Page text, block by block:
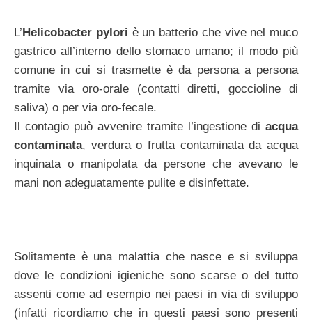
L’Helicobacter pylori è un batterio che vive nel muco
gastrico all’interno dello stomaco umano; il modo più
comune in cui si trasmette è da persona a persona
tramite via oro-orale (contatti diretti, goccioline di
saliva) o per via oro-fecale.
Il contagio può avvenire tramite l’ingestione di acqua
contaminata, verdura o frutta contaminata da acqua
inquinata o manipolata da persone che avevano le
mani non adeguatamente pulite e disinfettate.
Solitamente è una malattia che nasce e si sviluppa
dove le condizioni igieniche sono scarse o del tutto
assenti come ad esempio nei paesi in via di sviluppo
(infatti ricordiamo che in questi paesi sono presenti